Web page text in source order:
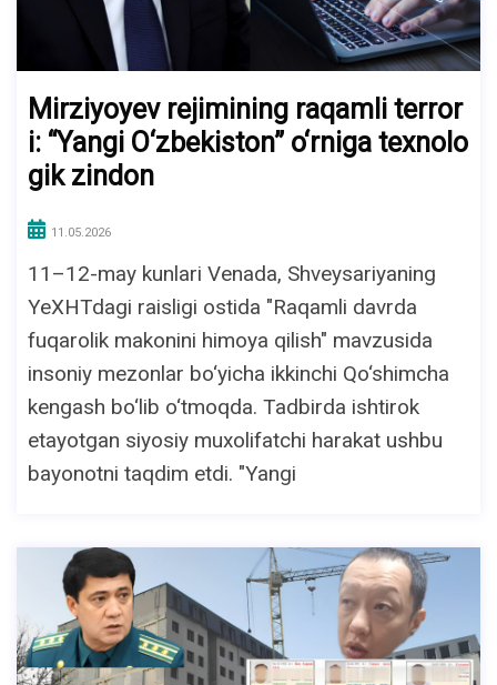
Mirziyoyev rejimining raqamli terror
i: “Yangi O‘zbekiston” o‘rniga texnolo
gik zindon
11.05.2026
11–12-may kunlari Venada, Shveysariyaning
YeXHTdagi raisligi ostida "Raqamli davrda
fuqarolik makonini himoya qilish" mavzusida
insoniy mezonlar bo‘yicha ikkinchi Qo‘shimcha
kengash bo‘lib o‘tmoqda. Tadbirda ishtirok
etayotgan siyosiy muxolifatchi harakat ushbu
bayonotni taqdim etdi. "Yangi